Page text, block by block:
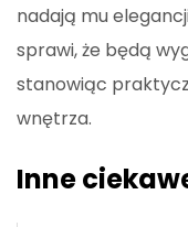
nadają mu
sprawi, że będą
stanowiąc
wnętrza.
Inne